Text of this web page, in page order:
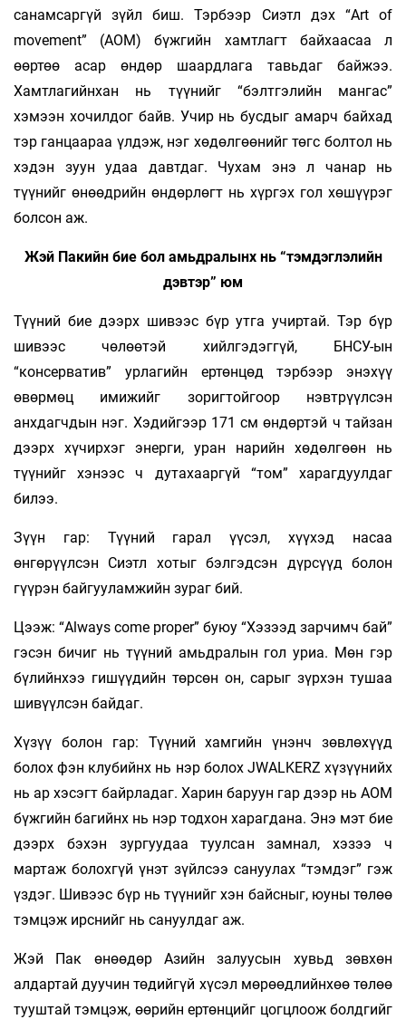
санамсаргүй зүйл биш. Тэрбээр Сиэтл дэх “Art of
movement” (AOM) бүжгийн хамтлагт байхаасаа л
өөртөө асар өндөр шаардлага тавьдаг байжээ.
Хамтлагийнхан нь түүнийг “бэлтгэлийн мангас”
хэмээн хочилдог байв. Учир нь бусдыг амарч байхад
тэр ганцаараа үлдэж, нэг хөдөлгөөнийг төгс болтол нь
хэдэн зуун удаа давтдаг. Чухам энэ л чанар нь
түүнийг өнөөдрийн өндөрлөгт нь хүргэх гол хөшүүрэг
болсон аж.
Жэй Пакийн бие бол амьдралынх нь “тэмдэглэлийн
дэвтэр” юм
Түүний бие дээрх шивээс бүр утга учиртай. Тэр бүр
шивээс чөлөөтэй хийлгэдэггүй, БНСУ-ын
“консерватив” урлагийн ертөнцөд тэрбээр энэхүү
өвөрмөц имижийг зоригтойгоор нэвтрүүлсэн
анхдагчдын нэг. Хэдийгээр 171 см өндөртэй ч тайзан
дээрх хүчирхэг энерги, уран нарийн хөдөлгөөн нь
түүнийг хэнээс ч дутахааргүй “том” харагдуулдаг
билээ.
Зүүн гар: Түүний гарал үүсэл, хүүхэд насаа
өнгөрүүлсэн Сиэтл хотыг бэлгэдсэн дүрсүүд болон
гүүрэн байгууламжийн зураг бий.
Цээж: “Always come proper” буюу “Хэзээд зарчимч бай”
гэсэн бичиг нь түүний амьдралын гол уриа. Мөн гэр
бүлийнхээ гишүүдийн төрсөн он, сарыг зүрхэн тушаа
шивүүлсэн байдаг.
Хүзүү болон гар: Түүний хамгийн үнэнч зөвлөхүүд
болох фэн клубийнх нь нэр болох JWALKERZ хүзүүнийх
нь ар хэсэгт байрладаг. Харин баруун гар дээр нь AOM
бүжгийн багийнх нь нэр тодхон харагдана. Энэ мэт бие
дээрх бэхэн зургуудаа туулсан замнал, хэзээ ч
мартаж болохгүй үнэт зүйлсээ сануулах “тэмдэг” гэж
үздэг. Шивээс бүр нь түүнийг хэн байсныг, юуны төлөө
тэмцэж ирснийг нь сануулдаг аж.
Жэй Пак өнөөдөр Азийн залуусын хувьд зөвхөн
алдартай дуучин төдийгүй хүсэл мөрөөдлийнхөө төлөө
тууштай тэмцэж, өөрийн ертөнцийг цогцлоож болдгийг